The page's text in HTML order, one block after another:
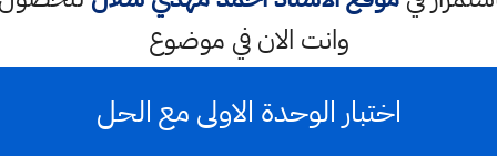
وانت الان في موضوع
اختبار الوحدة الاولى مع الحل